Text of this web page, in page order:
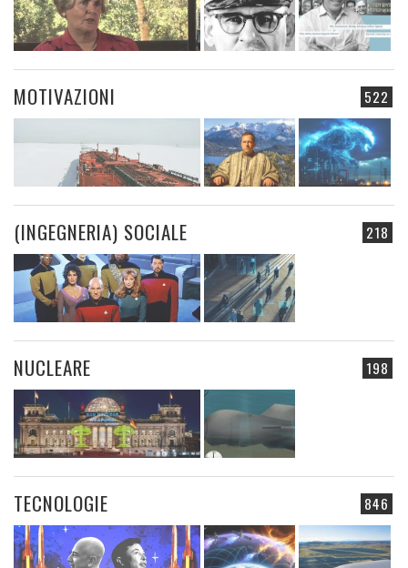
522
MOTIVAZIONI
218
(INGEGNERIA) SOCIALE
198
NUCLEARE
846
TECNOLOGIE